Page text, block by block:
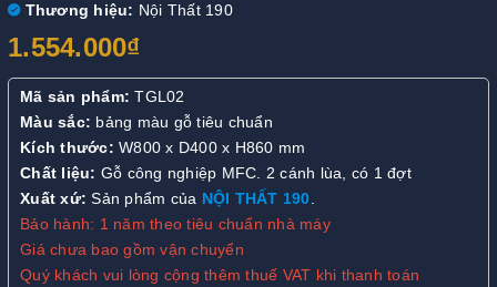
Thương hiệu: Nội Thất 190
1.554.000₫
Mã sản phẩm: TGL02
Màu sắc: bảng màu gỗ tiêu chuẩn
Kích thước: W800 x D400 x H860 mm
Chất liệu: Gỗ công nghiệp MFC. 2 cánh lùa, có 1 đợt
Xuất xứ: Sản phẩm của NỘI THẤT 190.
Bảo hành: 1 năm theo tiêu chuẩn nhà máy
Giá chưa bao gồm vận chuyển
Quý khách vui lòng cộng thêm thuế VAT khi thanh toán